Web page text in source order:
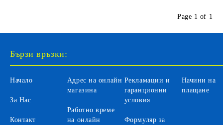
Page 1 of 1
Бързи връзки:
Начало
За Нас
Контакт
Адрес на онлайн
магазина
Работно време
на онлайн
Рекламации и
гаранционни
условия
Формуляр за
Начини на
плащане